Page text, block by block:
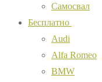
Самосвал
Бесплатно
Audi
Alfa Romeo
BMW